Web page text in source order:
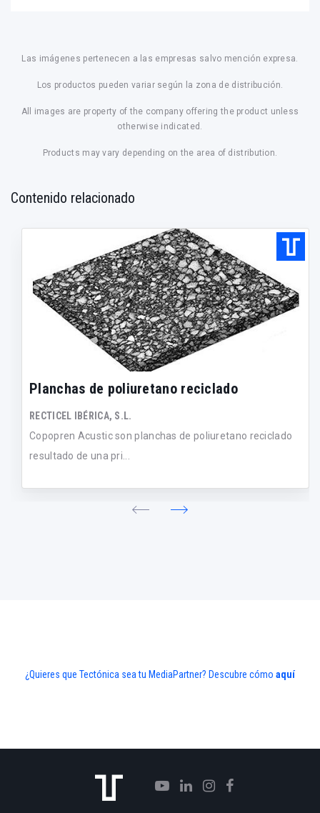
Las imágenes pertenecen a las empresas salvo mención expresa.
Los productos pueden variar según la zona de distribución.
All images are property of the company offering the product unless
otherwise indicated.
Products may vary depending on the area of distribution.
Contenido relacionado
Planchas de poliuretano reciclado
RECTICEL IBÉRICA, S.L.
Copopren Acustic son planchas de poliuretano reciclado
resultado de una pri...
¿Quieres que Tectónica sea tu MediaPartner? Descubre cómo aquí